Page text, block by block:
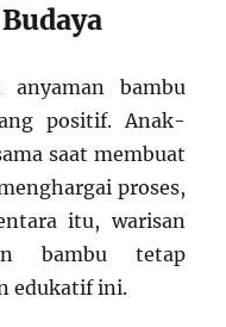
bambu
positif. Anak-
saat membuat
proses,
itu, warisan
bambu tetap
edukatif ini.